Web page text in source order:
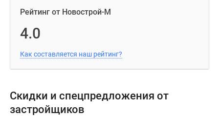
Рейтинг от Новострой-М
4.0
Как составляется наш рейтинг?
Скидки и спецпредложения от
застройщиков